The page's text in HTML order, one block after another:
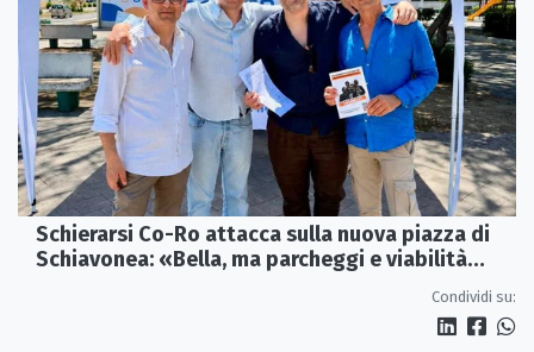
Schierarsi Co-Ro attacca sulla nuova piazza di
Schiavonea: «Bella, ma parcheggi e viabilità
Condividi su: